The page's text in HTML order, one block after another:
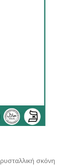
σκόνη